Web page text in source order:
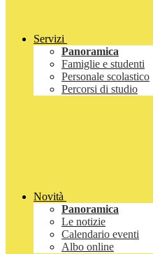
Servizi
Panoramica
Famiglie e studenti
Personale scolastico
Percorsi di studio
Novità
Panoramica
Le notizie
Calendario eventi
Albo online